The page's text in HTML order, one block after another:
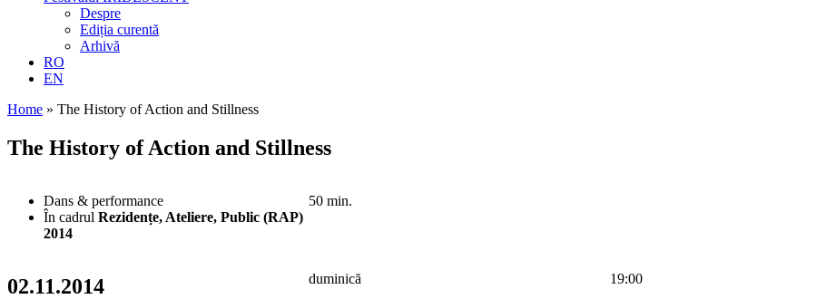
Despre
Ediția curentă
Arhivă
RO
EN
Home » The History of Action and Stillness
The History of Action and Stillness
Dans & performance
În cadrul Rezidențe, Ateliere, Public (RAP)
2014
50 min.
02.11.2014 duminică 19:00